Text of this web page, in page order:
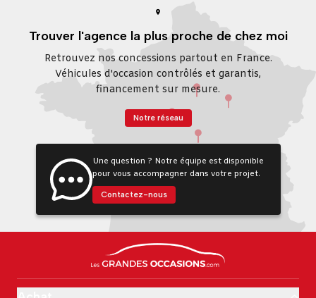
Trouver l'agence la plus proche de chez moi
Retrouvez nos concessions partout en France.
Véhicules d'occasion contrôlés et garantis,
financement sur mesure.
Notre réseau
Une question ? Notre équipe est disponible
pour vous accompagner dans votre projet.
Contactez-nous